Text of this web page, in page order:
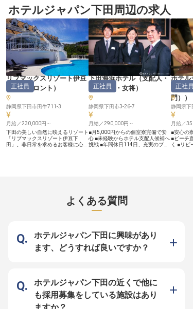
わります。 新ブランドのもと、レ
ストランサービススタッフを募集い
たします。 オールデイダイニン
グ、日本料理店、M Club(クラブラ
ウンジ)でのサービス業務を担当
し、国内外から訪れるお客様に、ク
オリティの高い体験を提供していた
だきます。 接客スキルや語学力を
活かして、お客様の期待を超えるサ
ービスを行ない、チームとともに料
飲部の品質向上に貢献できるポジシ
ョンです。 私たちが大切にしてい
るのは、「ホテルの仕事が好き」と
いう気持ちです。 リブランドに伴
い、効果的で持続可能な運営体制の
構築も視野に入れています。 リブ
ランドという大きく、新たなスター
トにおいて、一緒にホテルを創って
いきましょう。 あなたのホスピタ
リティを存分に発揮してください。
で、お客様に忘れられない時間を提
供するお仕事です。レストランホー
ルサービススタッフとして、キッチ
ンと連携しながら、心を込めたお料
理とサービスをお届けします。 お
客様の笑顔を間近で見られるやりが
いと、おもてなしの喜びを日々感じ
られる環境です。未経験の方も安心
してスタートできるよう、先輩スタ
ッフが丁寧にサポートいたします。
お客様にとって最高の思い出となる
よう、私たちと一緒におもてなしの
心を磨きませんか。 ーー【安心し
て長く働ける充実のサポート体制】
当ホテルでは、スタッフ一人ひとり
が安心して長く活躍できるよう、充
実した福利厚生とサポート体制を整
えています。家具家電付きの独身寮
を完備しており、遠方からのご応募
や新生活を始める方もスムーズにス
タートできます。 社員食堂や無料
の温泉利用など、日々の生活を豊か
にする制度も魅力です。昇給・賞与
制度であなたの頑張りをしっかりと
ービスの
出迎え
提供まで
込めて接
思い出
様の笑
感じなが
を追求
す。 熱
体験を届けま
して長く
制】 当
安心して
した福利
ご用意し
員寮制度
スムーズ
た、社
宿泊優
プライベ
プまで多
も歓迎
ホテルジャパン下田周辺の求人
リブマックスリゾート伊豆
下田（フロント ）
正社員
静岡県下田市田牛711-3
月給／230,000円～
下田の美しい自然に映えるリゾート
「リブマックスリゾート伊豆下
田」。非日常を求めるお客様に心か
れば一流のおもてなしをモノにでき
る場所。南国情緒あふれる舞台で、
費はなんと全額会社負担 ◎年休120
日、産休・育休実績もあり。 ◎月
給25万円以上！賞与年2回で将来も
り、遠方からの移住も大歓迎。充実
した福利厚生のもと、プロフェッシ
ョナルとしての介在価値を追求し、
自らの市場価値を高めていける環境
をご用意しています。
下田海浜ホテル（支配人・
副支配人・女将）
正社員
静岡県下田市3-26-7
月給／290,000円～
■月5,000円からの個室寮完備で安
心 ■未経験からホテル支配人候補へ
挑戦 ■年間休日114日、充実のプラ
企画立案や、スタッフと共に最高の
空間を創り上げていく喜びを感じて
いただけます。 お客様の声に耳を
ーー【あなたの成長を支える働きや
すい環境】 当施設では、未経験か
らでも支配人候補としてキャリアを
築けるよう、充実したサポート体制
昇格後は月給420,000円も目指せま
す。寮完備で生活面も安心。年間休
日114日とプライベートも大切にし
ながら、長く活躍できる環境です。
ホテル
ージ
門）
）
正社員
静岡県下
月給／
■安心の
■ビーチ
く ■リピ
方にも安
ながら
社会保険
よくある質問
ホテルジャパン下田に興味があり
ます、どうすれば良いですか？
ホテルジャパン下田の近くで他に
も採用募集をしている施設はあり